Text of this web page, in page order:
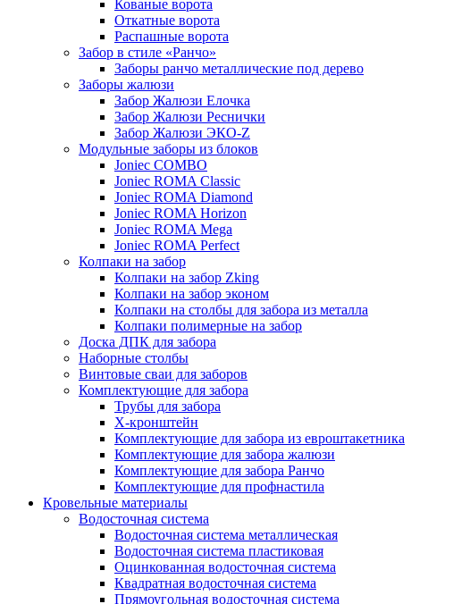
Кованые ворота
Откатные ворота
Распашные ворота
Забор в стиле «Ранчо»
Заборы ранчо металлические под дерево
Заборы жалюзи
Забор Жалюзи Елочка
Забор Жалюзи Реснички
Забор Жалюзи ЭКО-Z
Модульные заборы из блоков
Joniec COMBO
Joniec ROMA Classic
Joniec ROMA Diamond
Joniec ROMA Horizon
Joniec ROMA Mega
Joniec ROMA Perfect
Колпаки на забор
Колпаки на забор Zking
Колпаки на забор эконом
Колпаки на столбы для забора из металла
Колпаки полимерные на забор
Доска ДПК для забора
Наборные столбы
Винтовые сваи для заборов
Комплектующие для забора
Трубы для забора
Х-кронштейн
Комплектующие для забора из евроштакетника
Комплектующие для забора жалюзи
Комплектующие для забора Ранчо
Комплектующие для профнастила
Кровельные материалы
Водосточная система
Водосточная система металлическая
Водосточная система пластиковая
Оцинкованная водосточная система
Квадратная водосточная система
Прямоугольная водосточная система